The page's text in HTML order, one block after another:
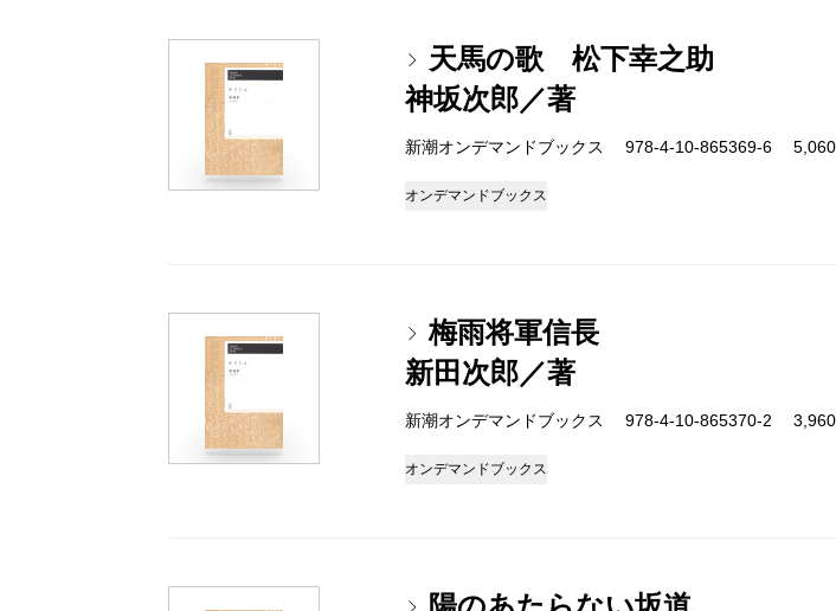
天馬の歌 松下幸之助
神坂次郎／著
新潮オンデマンドブックス 978-4-10-865369-6
オンデマンドブックス
梅雨将軍信長
新田次郎／著
新潮オンデマンドブックス 978-4-10-865370-2
オンデマンドブックス